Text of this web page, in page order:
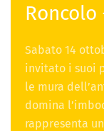
Roncolo
Sabato 14
invitato i suoi
le mura
domina
rappresenta